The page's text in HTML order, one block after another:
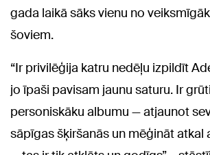
gada laikā sāks vienu no
šoviem.
“Ir privilēģija katru nedēļu izpildīt
jo īpaši pavisam jaunu saturu. Ir
personiskāku albumu — atjaunot
sāpīgas šķiršanās un mēģināt atkal